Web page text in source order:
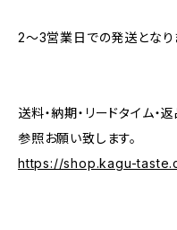
2〜3営業日での発送となり
送料・納期・リードタイム
参照お願い致します。
https://shop.kagu-